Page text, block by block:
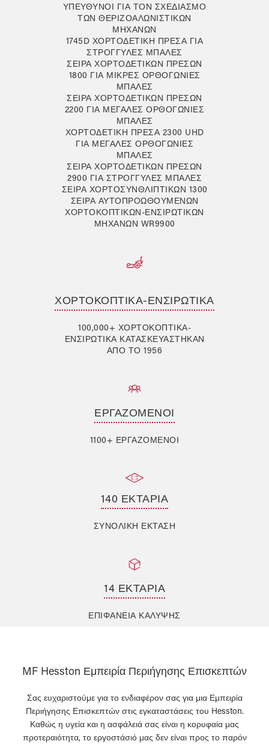
ΥΠΕΎΘΥΝΟΙ ΓΙΑ ΤΟΝ ΣΧΕΔΙΑΣΜΌ
ΤΩΝ ΘΕΡΙΖΟΑΛΩΝΙΣΤΙΚΏΝ
ΜΗΧΑΝΏΝ
1745D ΧΟΡΤΟΔΕΤΙΚΉ ΠΡΈΣΑ ΓΙΑ
ΣΤΡΌΓΓΥΛΕΣ ΜΠΆΛΕΣ
ΣΕΙΡΆ ΧΟΡΤΟΔΕΤΙΚΏΝ ΠΡΕΣΏΝ
1800 ΓΙΑ ΜΙΚΡΈΣ ΟΡΘΟΓΏΝΙΕΣ
ΜΠΆΛΕΣ
ΣΕΙΡΆ ΧΟΡΤΟΔΕΤΙΚΏΝ ΠΡΕΣΏΝ
2200 ΓΙΑ ΜΕΓΆΛΕΣ ΟΡΘΟΓΏΝΙΕΣ
ΜΠΆΛΕΣ
ΧΟΡΤΟΔΕΤΙΚΉ ΠΡΈΣΑ 2300 UHD
ΓΙΑ ΜΕΓΆΛΕΣ ΟΡΘΟΓΏΝΙΕΣ
ΜΠΆΛΕΣ
ΣΕΙΡΆ ΧΟΡΤΟΔΕΤΙΚΏΝ ΠΡΕΣΏΝ
2900 ΓΙΑ ΣΤΡΟΓΓΥΛΈΣ ΜΠΆΛΕΣ
ΣΕΙΡΆ ΧΟΡΤΟΣΥΝΘΛΙΠΤΙΚΏΝ 1300
ΣΕΙΡΆ ΑΥΤΟΠΡΟΩΘΟΎΜΕΝΩΝ
ΧΟΡΤΟΚΟΠΤΙΚΏΝ-ΕΝΣΙΡΩΤΙΚΏΝ
ΜΗΧΑΝΏΝ WR9900
ΧΟΡΤΟΚΟΠΤΙΚΆ-ΕΝΣΙΡΩΤΙΚΆ
100,000+ ΧΟΡΤΟΚΟΠΤΙΚΆ-
ΕΝΣΙΡΩΤΙΚΆ ΚΑΤΑΣΚΕΥΆΣΤΗΚΑΝ
ΑΠΌ ΤΟ 1956
ΕΡΓΑΖΌΜΕΝΟΙ
1100+ ΕΡΓΑΖΌΜΕΝΟΙ
140 ΕΚΤΆΡΙΑ
ΣΥΝΟΛΙΚΗ ΕΚΤΑΣΗ
14 ΕΚΤΆΡΙΑ
ΕΠΙΦΆΝΕΙΑ ΚΆΛΥΨΗΣ
MF Hesston Εμπειρία Περιήγησης Επισκεπτών
Σας ευχαριστούμε για το ενδιαφέρον σας για μια Εμπειρία
Περιήγησης Επισκεπτών στις εγκαταστάσεις του Hesston.
Καθώς η υγεία και η ασφάλειά σας είναι η κορυφαία μας
προτεραιότητα, το εργοστάσιό μας δεν είναι προς το παρόν